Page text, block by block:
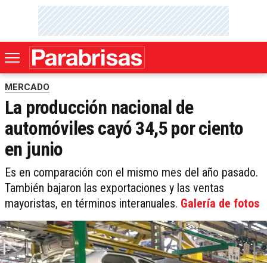
MERCADO
La producción nacional de
automóviles cayó 34,5 por ciento
en junio
Es en comparación con el mismo mes del año pasado.
También bajaron las exportaciones y las ventas
mayoristas, en términos interanuales. Galería de fotos